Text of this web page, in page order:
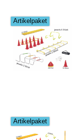
Artikelpaket
Artikelpaket